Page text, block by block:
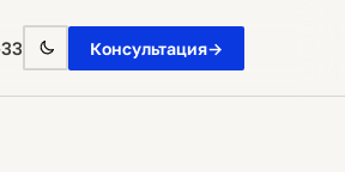
Консультация→